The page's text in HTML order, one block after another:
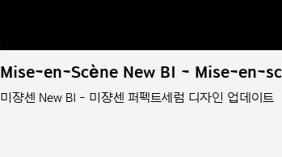
Mise-en-Scène New BI - Mise-en-
미쟝센 New BI - 미쟝센 퍼펙트세럼 디자인 업데이트